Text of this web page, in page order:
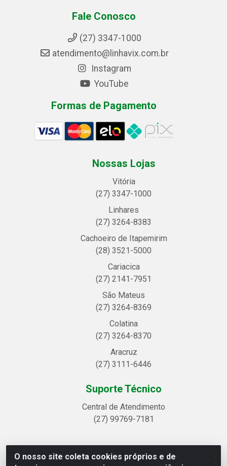
O nosso site coleta cookies próprios e de
Fale Conosco
(27) 3347-1000
atendimento@linhavix.com.br
Instagram
YouTube
Formas de Pagamento
Nossas Lojas
Vitória
(27) 3347-1000
Linhares
(27) 3264-8383
Cachoeiro de Itapemirim
(28) 3521-5000
Cariacica
(27) 2141-7951
São Mateus
(27) 3264-8369
Colatina
(27) 3264-8370
Aracruz
(27) 3111-6446
Suporte Técnico
Central de Atendimento
(27) 99769-7181
Linhavix Distribuidora LTDA - Avenida Alegre, 2521 -